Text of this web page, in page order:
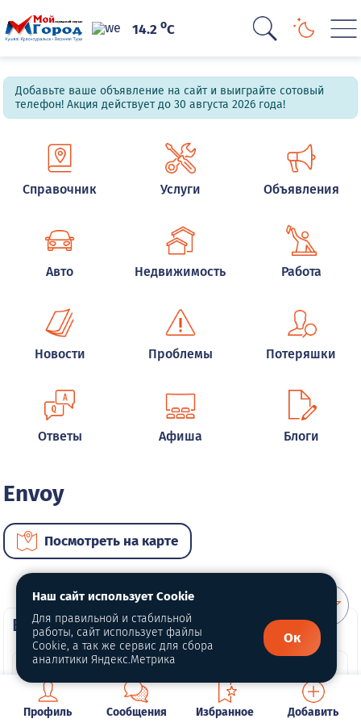
14.2oC
Добавьте ваше объявление на сайт и выиграйте сотовый
телефон! Акция действует до 30 августа 2026 года!
Справочник Услуги Объявления
Авто Недвижимость Работа
Новости Проблемы Потеряшки
Ответы Афиша Блоги
Envoy
Посмотреть на карте
ВИП автомобили
Профиль Сообщения Избранное Добавить
Наш сайт использует Cookie
Для правильной и стабильной
работы, сайт использует файлы
Cookie, а так же сервис для сбора
аналитики Яндекс.Метрика
Ок